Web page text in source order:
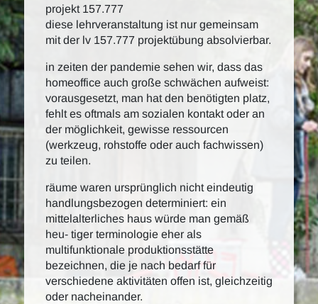
projekt 157.777
diese lehrveranstaltung ist nur gemeinsam
mit der lv 157.777 projektübung absolvierbar.
in zeiten der pandemie sehen wir, dass das
homeoffice auch große schwächen aufweist:
vorausgesetzt, man hat den benötigten platz,
fehlt es oftmals am sozialen kontakt oder an
der möglichkeit, gewisse ressourcen
(werkzeug, rohstoffe oder auch fachwissen)
zu teilen.
räume waren ursprünglich nicht eindeutig
handlungsbezogen determiniert: ein
mittelalterliches haus würde man gemäß
heu- tiger terminologie eher als
multifunktionale produktionsstätte
bezeichnen, die je nach bedarf für
verschiedene aktivitäten offen ist, gleichzeitig
oder nacheinander.